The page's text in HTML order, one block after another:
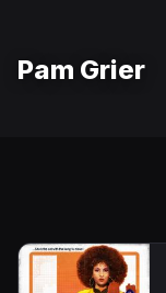
Pam Grier